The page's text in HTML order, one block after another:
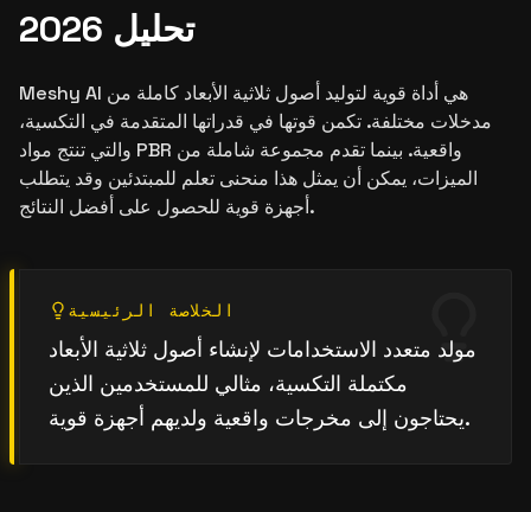
تحليل 2026
Meshy AI هي أداة قوية لتوليد أصول ثلاثية الأبعاد كاملة من
مدخلات مختلفة. تكمن قوتها في قدراتها المتقدمة في التكسية،
والتي تنتج مواد PBR واقعية. بينما تقدم مجموعة شاملة من
الميزات، يمكن أن يمثل هذا منحنى تعلم للمبتدئين وقد يتطلب
أجهزة قوية للحصول على أفضل النتائج.
الخلاصة الرئيسية
مولد متعدد الاستخدامات لإنشاء أصول ثلاثية الأبعاد
مكتملة التكسية، مثالي للمستخدمين الذين
يحتاجون إلى مخرجات واقعية ولديهم أجهزة قوية.